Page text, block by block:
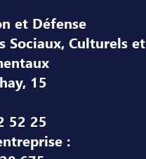
et Défense
Sociaux, Culturels et
15
52 25
: